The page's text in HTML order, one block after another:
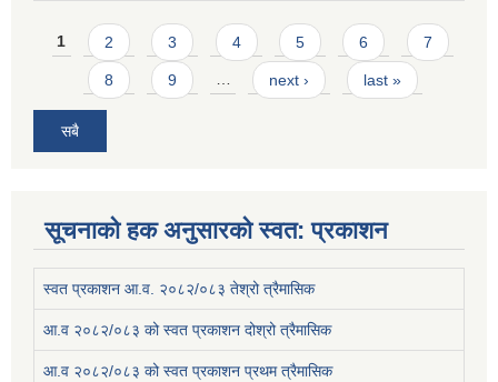
Pages
1 2 3 4 5 6 7
8 9 … next › last »
सबै
सूचनाको हक अनुसारको स्वत: प्रकाशन
स्वत प्रकाशन आ.व. २०८२/०८३ तेश्रो त्रैमासिक
आ.व २०८२/०८३ को स्वत प्रकाशन दोश्रो त्रैमासिक
आ.व २०८२/०८३ को स्वत प्रकाशन प्रथम त्रैमासिक